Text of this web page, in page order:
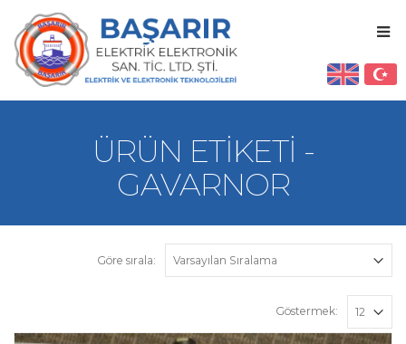
ÜRÜN ETIKETI -
GAVARNOR
Göre sırala:
Göstermek: